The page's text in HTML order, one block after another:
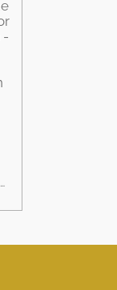
-